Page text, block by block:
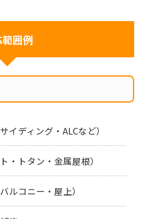
囲例
イディング・ALCなど）
・トタン・金属屋根）
ルコニー・屋上）